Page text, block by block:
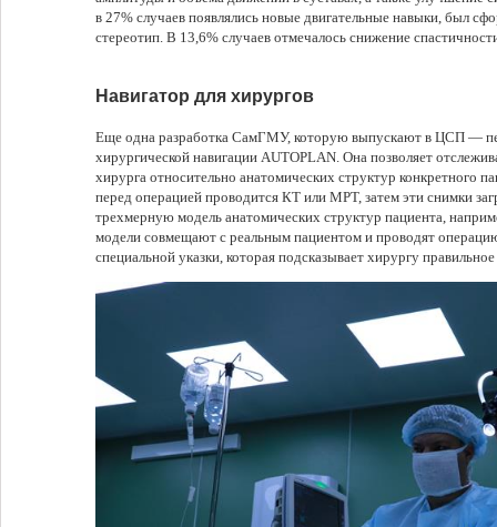
в 27% случаев появлялись новые двигательные навыки, был
стереотип. В 13,6% случаев отмечалось снижение
Навигатор для хирургов
Еще одна разработка СамГМУ, которую выпускают в ЦСП —
хирургической навигации AUTOPLAN. Она позволяет
хирурга относительно анатомических структур конкретного
перед операцией проводится КТ или МРТ, затем эти снимки
трехмерную модель анатомических структур пациента,
модели совмещают с реальным пациентом и проводят
специальной указки, которая подсказывает хирургу